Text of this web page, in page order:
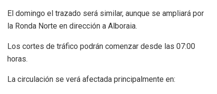
El domingo el trazado será similar, aunque se ampliará por
la Ronda Norte en dirección a Alboraia.
Los cortes de tráfico podrán comenzar desde las 07:00
horas.
La circulación se verá afectada principalmente en: